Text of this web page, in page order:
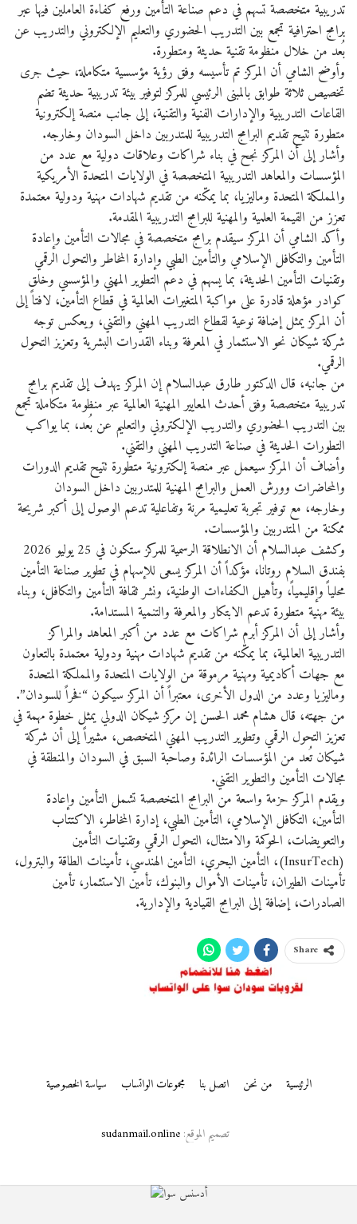
تدريبية متخصصة تسهم في دعم صناعة التأمين ورفع كفاءة العاملين فيها عبر
برامج احترافية تجمع بين التدريب الحضوري والتعليم الإلكتروني والتدريب عن
بُعد من خلال منظومة تقنية حديثة ومتطورة.
وأوضح الشامي أن المركز تم تأسيسه وفق رؤية مؤسسية متكاملة، حيث جرى
تخصيص ثلاثة طوابق بالمبنى الرئيسي للمركز لتوفير بيئة تدريبية حديثة تضم
القاعات التدريبية والإدارات الفنية والتقنية، إلى جانب منصة إلكترونية
متطورة تتيح تقديم البرامج التدريبية للمتدربين داخل السودان وخارجه.
وأشار إلى أن المركز نجح في بناء شراكات وعلاقات دولية مع عدد من
المؤسسات والمعاهد التدريبية المتخصصة في الولايات المتحدة الأمريكية
والمملكة المتحدة وماليزيا، بما يمكّنه من تقديم شهادات مهنية ودولية معتمدة
تعزز من القيمة العلمية والمهنية للبرامج التدريبية المقدمة.
وأكد الشامي أن المركز سيقدم برامج متخصصة في مجالات التأمين وإعادة
التأمين والتكافل الإسلامي والتأمين الطبي وإدارة المخاطر والتحول الرقمي
وتقنيات التأمين الحديثة، بما يسهم في دعم التطوير المهني والمؤسسي وخلق
كوادر مؤهلة قادرة على مواكبة المتغيرات العالمية في قطاع التأمين، لافتاً إلى
أن المركز يمثل إضافة نوعية لقطاع التدريب المهني والتقني، ويعكس توجه
شركة شيكان نحو الاستثمار في المعرفة وبناء القدرات البشرية وتعزيز التحول
الرقمي.
من جانبه، قال الدكتور طارق عبدالسلام إن المركز يهدف إلى تقديم برامج
تدريبية متخصصة وفق أحدث المعايير المهنية العالمية عبر منظومة متكاملة تجمع
بين التدريب الحضوري والتدريب الإلكتروني والتعليم عن بُعد، بما يواكب
التطورات الحديثة في صناعة التدريب المهني والتقني.
وأضاف أن المركز سيعمل عبر منصة إلكترونية متطورة تتيح تقديم الدورات
والمحاضرات وورش العمل والبرامج المهنية للمتدربين داخل السودان
وخارجه، مع توفير تجربة تعليمية مرنة وتفاعلية تدعم الوصول إلى أكبر شريحة
ممكنة من المتدربين والمؤسسات.
وكشف عبدالسلام أن الانطلاقة الرسمية للمركز ستكون في 25 يوليو 2026
بفندق السلام روتانا، مؤكداً أن المركز يسعى للإسهام في تطوير صناعة التأمين
محلياً وإقليمياً، وتأهيل الكفاءات الوطنية، ونشر ثقافة التأمين والتكافل، وبناء
بيئة مهنية متطورة تدعم الابتكار والمعرفة والتنمية المستدامة.
وأشار إلى أن المركز أبرم شراكات مع عدد من أكبر المعاهد والمراكز
التدريبية العالمية، بما يمكّنه من تقديم شهادات مهنية ودولية معتمدة بالتعاون
مع جهات أكاديمية ومهنية مرموقة من الولايات المتحدة والمملكة المتحدة
وماليزيا وعدد من الدول الأخرى، معتبراً أن المركز سيكون “فخراً للسودان”.
من جهته، قال هشام محمد الحسن إن مركز شيكان الدولي يمثل خطوة مهمة في
تعزيز التحول الرقمي وتطوير التدريب المهني المتخصص، مشيراً إلى أن شركة
شيكان تُعد من المؤسسات الرائدة وصاحبة السبق في السودان والمنطقة في
مجالات التأمين والتطوير التقني.
ويقدم المركز حزمة واسعة من البرامج المتخصصة تشمل التأمين وإعادة
التأمين، التكافل الإسلامي، التأمين الطبي، إدارة المخاطر، الاكتتاب
والتعويضات، الحوكمة والامتثال، التحول الرقمي وتقنيات التأمين
(InsurTech)، التأمين البحري، التأمين الهندسي، تأمينات الطاقة والبترول،
تأمينات الطيران، تأمينات الأموال والبنوك، تأمين الاستثمار، تأمين
الصادرات، إضافة إلى البرامج القيادية والإدارية.
Share
الرئيسية من نحن اتصل بنا مجموعات الواتساب سياسة الخصوصية
تصميم الموقع:sudanmail.online